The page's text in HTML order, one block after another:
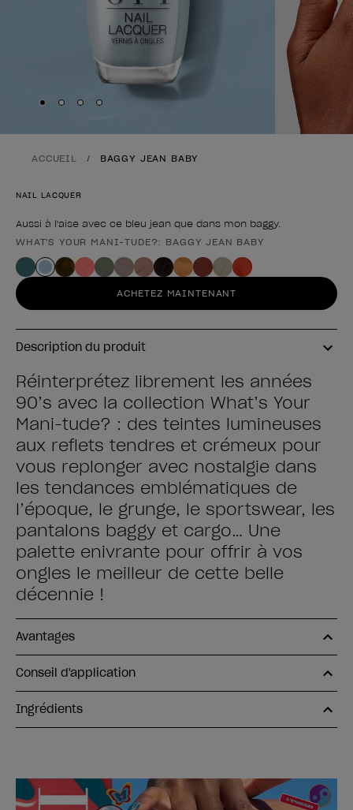
Skip to slide
Skip to slide
Skip to slide
Skip to slide
ACCUEIL BAGGY JEAN BABY
NAIL LACQUER
Aussi à l'aise avec ce bleu jean que dans mon baggy.
Forme du produit
WHAT'S YOUR MANI-TUDE?: BAGGY JEAN BABY
ACHETEZ MAINTENANT
Description du produit
Réinterprétez librement les années
90’s avec la collection What’s Your
Mani-tude? : des teintes lumineuses
aux reflets tendres et crémeux pour
vous replonger avec nostalgie dans
les tendances emblématiques de
l’époque, le grunge, le sportswear, les
pantalons baggy et cargo… Une
palette enivrante pour offrir à vos
ongles le meilleur de cette belle
décennie !
Avantages
Conseil d'application
Ingrédients